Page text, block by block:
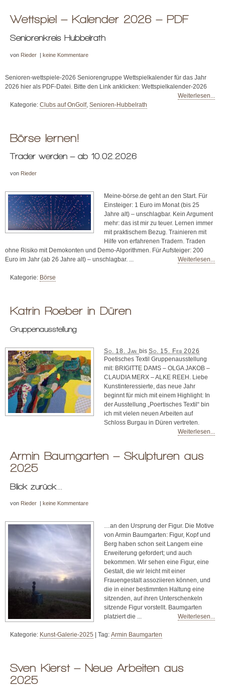
Wettspiel – Kalender 2026 – PDF
Seniorenkreis Hubbelrath
von Rieder | keine Kommentare
Senioren-wettspiele-2026 Seniorengruppe Wettspielkalender für das Jahr
2026 hier als PDF-Datei. Bitte den Link anklicken: Wettspielkalender-2026
Weiterlesen...
Kategorie: Clubs auf OnGolf, Senioren-Hubbelrath
Börse lernen!
Trader werden – ab 10.02.2026
von Rieder
Meine-börse.de geht an den Start. Für
Einsteiger: 1 Euro im Monat (bis 25
Jahre alt) – unschlagbar. Kein Argument
mehr: das ist mir zu teuer. Lernen immer
mit praktischem Bezug. Trainieren mit
Hilfe von erfahrenen Tradern. Traden
ohne Risiko mit Demokonten und Demo-Algorithmen. Für Aufsteiger: 200
Euro im Jahr (ab 26 Jahre alt) – unschlagbar. ...
Weiterlesen...
Kategorie: Börse
Katrin Roeber in Düren
Gruppenausstellung
So. 18. JanbisSo. 15. Feb 2026
Poetisches Textil Gruppenausstellung
mit: BRIGITTE DAMS – OLGA JAKOB –
CLAUDIA MERX – ALKE REEH. Liebe
Kunstinteressierte, das neue Jahr
beginnt für mich mit einem Highlight: In
der Ausstellung „Poertisches Textil“ bin
ich mit vielen neuen Arbeiten auf
Schloss Burgau in Düren vertreten.
Weiterlesen...
Armin Baumgarten – Skulpturen aus
2025
Blick zurück…
von Rieder keine Kommentare
…an den Ursprung der Figur. Die Motive
von Armin Baumgarten: Figur, Kopf und
Berg haben schon seit Langem eine
Erweiterung gefordert; und auch
bekommen. Wir sehen eine Figur, eine
Gestalt, die wir leicht mit einer
Frauengestalt assoziieren können, und
die in einer bestimmten Haltung eine
sitzenden, auf ihren Unterschenkeln
sitzende Figur vorstellt. Baumgarten
platziert die ...
Weiterlesen...
Kategorie: Kunst-Galerie-2025 Tag: Armin Baumgarten
Sven Kierst – Neue Arbeiten aus
2025